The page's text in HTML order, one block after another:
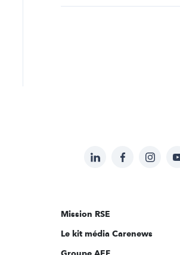
Suivez-
sur:
LinkedInFacebook
Mission RSE
Le kit média Carenews
Groupe AEF